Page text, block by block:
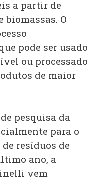
a partir de
O
pode ser usado
ou processado
de maior
pesquisa da
para o
resíduos de
ano, a
vem